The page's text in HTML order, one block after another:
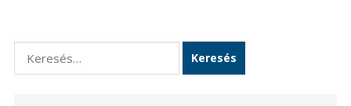
Keresés: